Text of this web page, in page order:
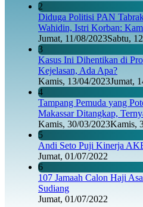
2
Diduga Politisi PAN
Wahidin, Istri Korban:
Jumat, 11/08/2023Sabtu,
3
Kasus Ini Dihentikan di
Kejelasan, Ada Apa?
Kamis, 13/04/2023Jumat,
4
Tampang Pemuda yang
Makassar Ditangkap,
Kamis, 30/03/2023Kamis,
5
Andi Seto Puji Kinerja
Jumat, 01/07/2022
6
107 Jamaah Calon Haji
Sudiang
Jumat, 01/07/2022